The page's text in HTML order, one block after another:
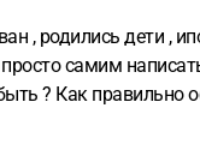
, родились дети ,
самим
? Как правильно